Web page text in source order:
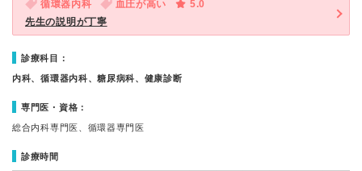
循環器内科 血圧が高い
5.0
先生の説明が丁寧
診療科目：
内科、循環器内科、糖尿病科、健康診断
専門医・資格：
総合内科専門医、循環器専門医
診療時間